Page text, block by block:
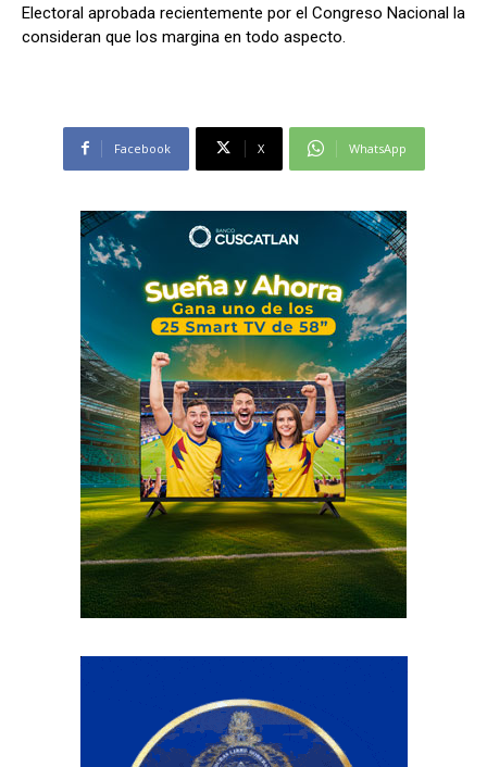
Electoral aprobada recientemente por el Congreso Nacional la
consideran que los margina en todo aspecto.
Facebook X WhatsApp